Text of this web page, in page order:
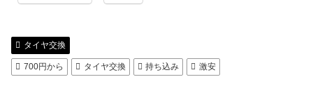
タイヤ交換
700円から タイヤ交換 持ち込み 激安